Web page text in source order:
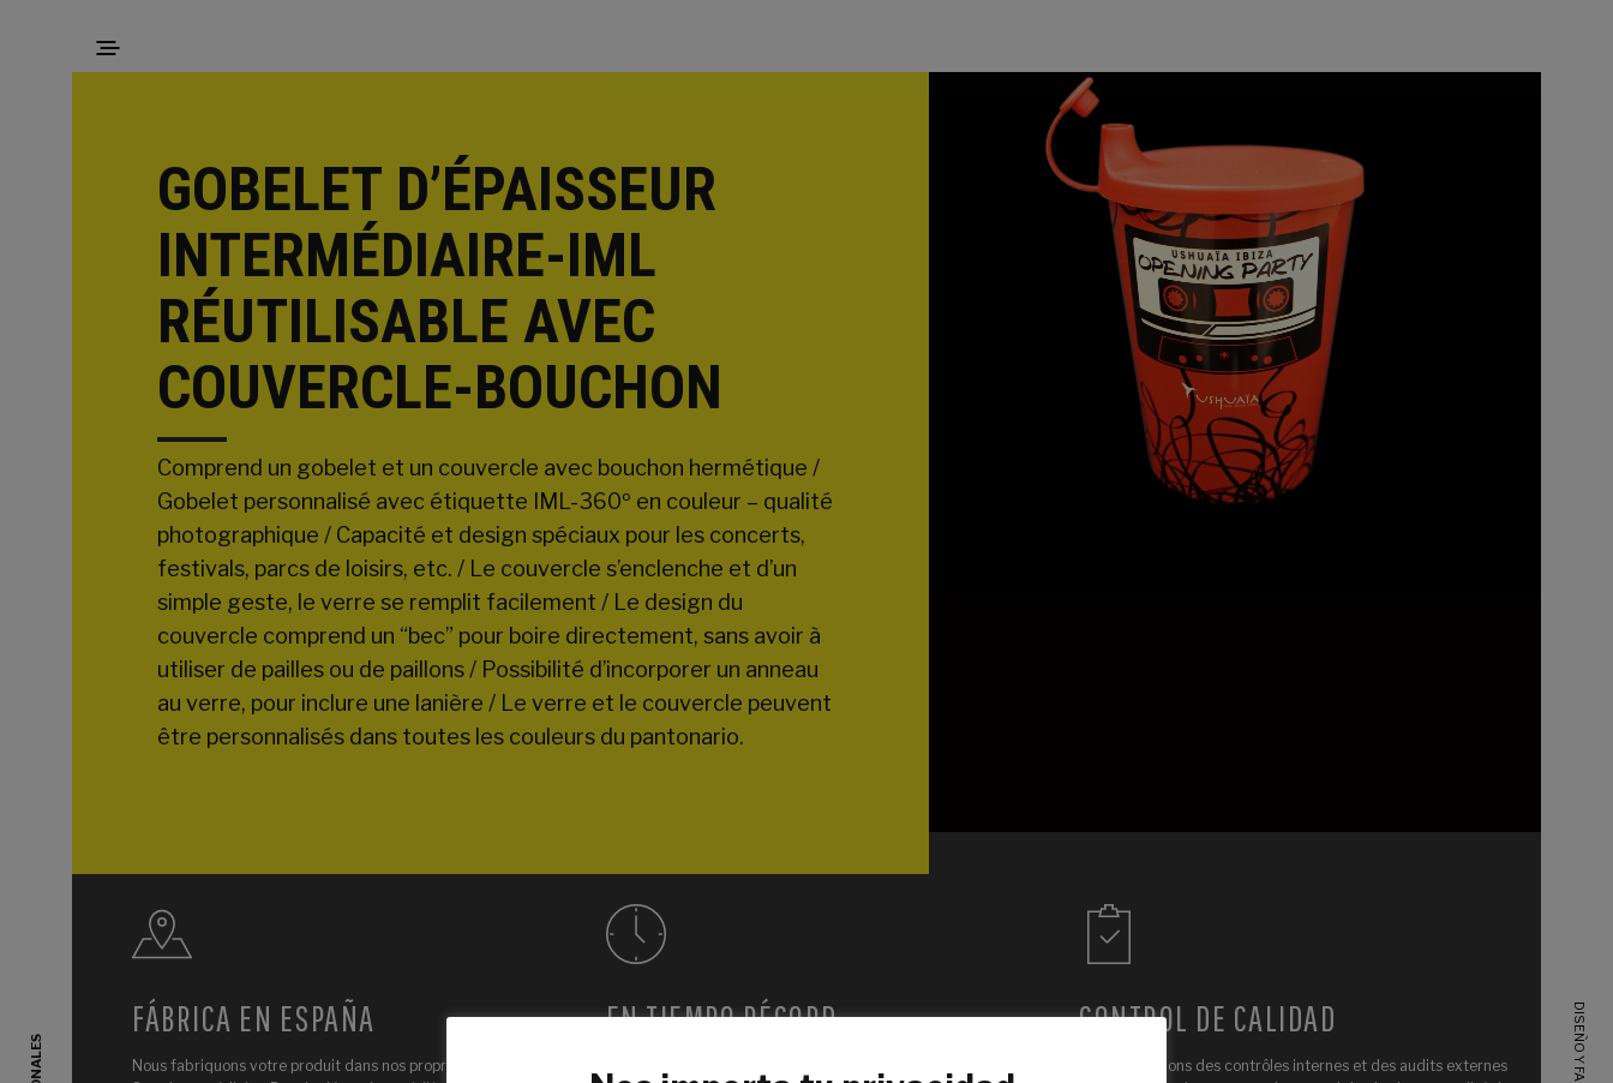
GOBELET D’ÉPAISSEUR
INTERMÉDIAIRE-IML
RÉUTILISABLE AVEC
COUVERCLE-BOUCHON
Comprend un gobelet et un couvercle avec bouchon hermétique /
Gobelet personnalisé avec étiquette IML-360º en couleur – qualité
photographique / Capacité et design spéciaux pour les concerts,
festivals, parcs de loisirs, etc. / Le couvercle s’enclenche et d’un
simple geste, le verre se remplit facilement / Le design du
couvercle comprend un “bec” pour boire directement, sans avoir à
utiliser de pailles ou de paillons / Possibilité d’incorporer un anneau
au verre, pour inclure une lanière / Le verre et le couvercle peuvent
être personnalisés dans toutes les couleurs du pantonario.
FÁBRICA EN ESPAÑA
Nous fabriquons votre produit dans nos propres installations.
EN TIEMPO RÉCORD CONTROL DE CALIDAD
Nous effectuons des contrôles internes et des audits externes